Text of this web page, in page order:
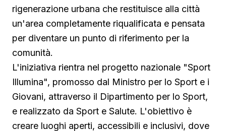
rigenerazione urbana che restituisce alla città
un'area completamente riqualificata e pensata
per diventare un punto di riferimento per la
comunità.
L'iniziativa rientra nel progetto nazionale "Sport
Illumina", promosso dal Ministro per lo Sport e i
Giovani, attraverso il Dipartimento per lo Sport,
e realizzato da Sport e Salute. L'obiettivo è
creare luoghi aperti, accessibili e inclusivi, dove